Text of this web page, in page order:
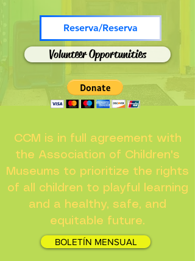
Reserva/Reserva
Volunteer Opportunities
CCM is in full agreement with
the Association of Children's
Museums to prioritize the rights
of all children to playful learning
and a healthy, safe, and
equitable future.
BOLETÍN MENSUAL